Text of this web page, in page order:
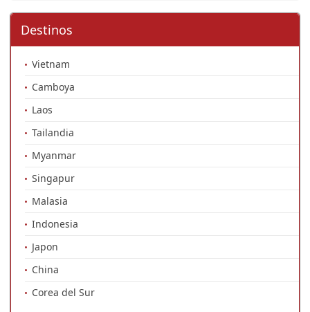
Destinos
Vietnam
Camboya
Laos
Tailandia
Myanmar
Singapur
Malasia
Indonesia
Japon
China
Corea del Sur